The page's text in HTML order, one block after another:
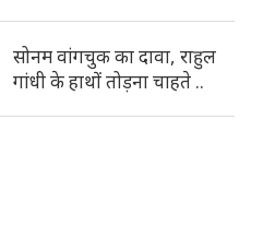
सोनम वांगचुक का दावा, राहुल
गांधी के हाथों तोड़ना चाहते ..